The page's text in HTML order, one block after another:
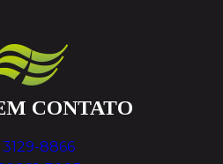
CONTATO
3129-8866